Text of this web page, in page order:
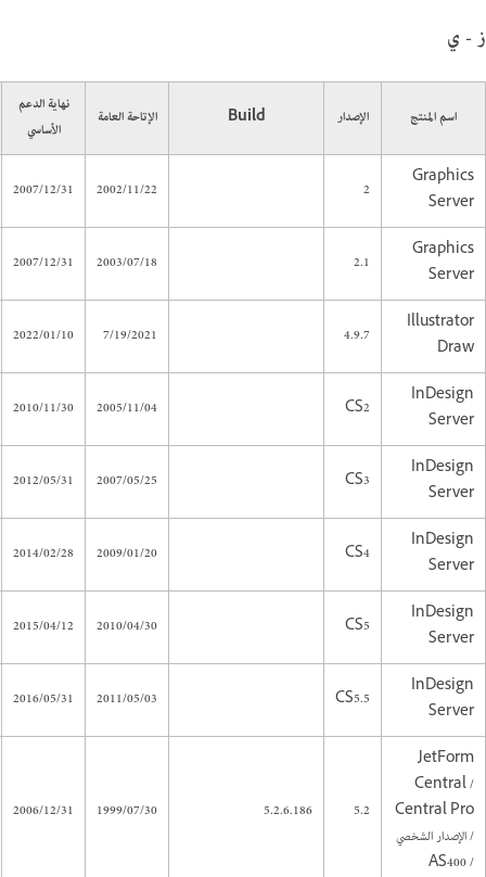
ز - ي
اسم المنتج الإصدار Build الإتاحة العامة
نهاية الدعم
الأساسي
Graphics
Server
2
2002/11/22
2007/12/31
Graphics
Server
2.1
2003/07/18
2007/12/31
Illustrator
Draw
4.9.7
7/19/2021
2022/01/10
InDesign
Server
CS2
2005/11/04
2010/11/30
InDesign
Server
CS3
2007/05/25
2012/05/31
InDesign
Server
CS4
2009/01/20
2014/02/28
InDesign
Server
CS5
2010/04/30
2015/04/12
InDesign
Server
CS5.5
2011/05/03
2016/05/31
JetForm
Central /
Central Pro
/ الإصدار الشخصي
/ AS400
5.2
5.2.6.186
1999/07/30
2006/12/31